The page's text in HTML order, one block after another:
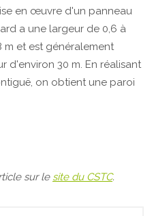
en œuvre d'un panneau
a une largeur de 0,6 à
m et est généralement
d'environ 30 m. En réalisant
on obtient une paroi
sur le site du CSTC.